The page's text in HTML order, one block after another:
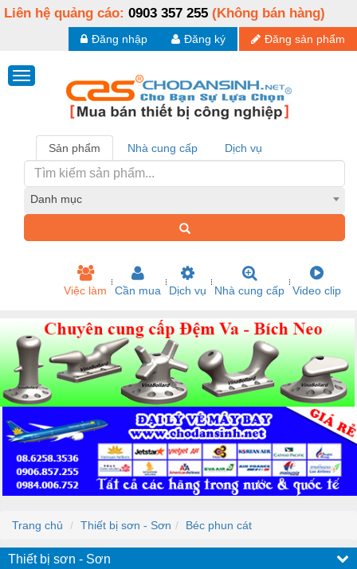
Liên hệ quảng cáo: 0903 357 255 (Không bán hàng)
Đăng sản phẩm
Đăng ký
Đăng nhập
Sản phẩm Nhà cung cấp Dịch vụ
Danh mục
Việc làm Cần mua Dịch vụ Nhà cung cấp Video clip
Trang chủ Thiết bị sơn - Sơn Béc phun cát
Thiết bị sơn - Sơn